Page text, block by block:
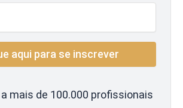
mais de 100.000 profissionais